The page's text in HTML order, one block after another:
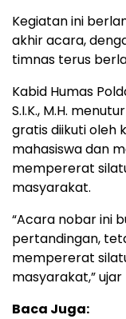
Kegiatan ini
akhir acara,
timnas terus
Kabid Humas
S.I.K., M.H.
gratis diikuti oleh
mahasiswa dan
mempererat
masyarakat.
“Acara nobar ini
pertandingan,
mempererat
masyarakat,” ujar
Baca Juga: